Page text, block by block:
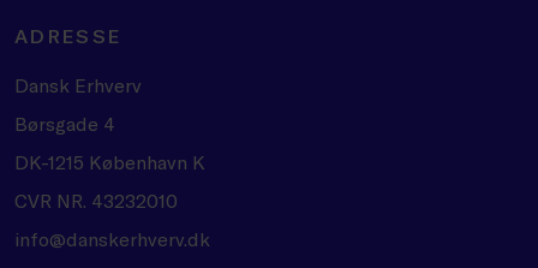
ADRESSE
Dansk Erhverv
Børsgade 4
DK-1215 København K
CVR NR. 43232010
info@danskerhverv.dk